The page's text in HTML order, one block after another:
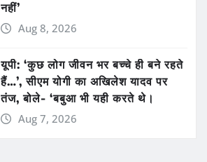
नहीं’
Aug 8, 2026
यूपी: ‘कुछ लोग जीवन भर बच्चे ही बने रहते
हैं…’, सीएम योगी का अखिलेश यादव पर
तंज, बोले- ‘बबुआ भी यही करते थे।
Aug 7, 2026